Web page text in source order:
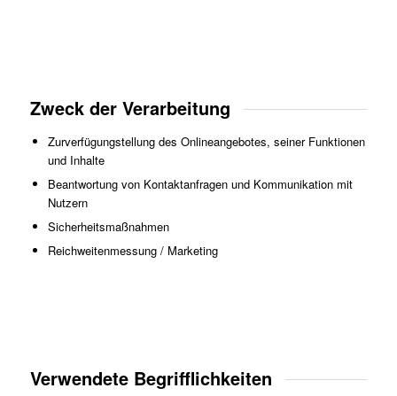
Zweck der Verarbeitung
Zurverfügungstellung des Onlineangebotes, seiner Funktionen
und Inhalte
Beantwortung von Kontaktanfragen und Kommunikation mit
Nutzern
Sicherheitsmaßnahmen
Reichweitenmessung / Marketing
Verwendete Begrifflichkeiten